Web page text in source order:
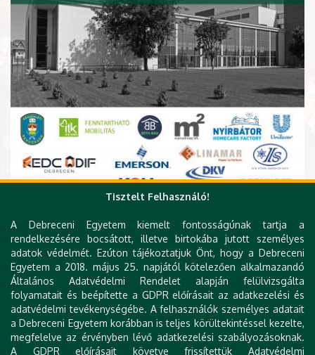
EFOP-3.4.4-16-2017-00023 Az MTMI
szakokra való bekerülést elősegítő
innovatív programok megvalósítása a
Tisztelt Felhasználó!
A Debreceni Egyetem kiemelt fontosságúnak tartja a
rendelkezésére bocsátott, illetve birtokába jutott személyes
adatok védelmét. Ezúton tájékoztatjuk Önt, hogy a Debreceni
Egyetem a 2018. május 25. napjától kötelezően alkalmazandó
Általános Adatvédelmi Rendelet alapján felülvizsgálta
folyamatait és beépítette a GDPR előírásait az adatkezelési és
adatvédelmi tevékenységébe. A felhasználók személyes adatait
a Debreceni Egyetem korábban is teljes körültekintéssel kezelte,
megfelelve az érvényben lévő adatkezelési szabályozásoknak.
A GDPR előírásait követve frissítettük Adatvédelmi